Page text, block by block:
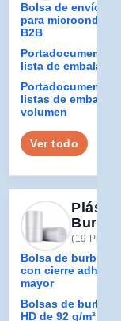
Bolsa de envío
para microondas
B2B
Portadocumentos
lista de embalaje
Portadocumentos
listas de
volumen
Ver todo
(19
Bolsa de
con cierre
mayor
Bolsas de
HD de 92 g/m²